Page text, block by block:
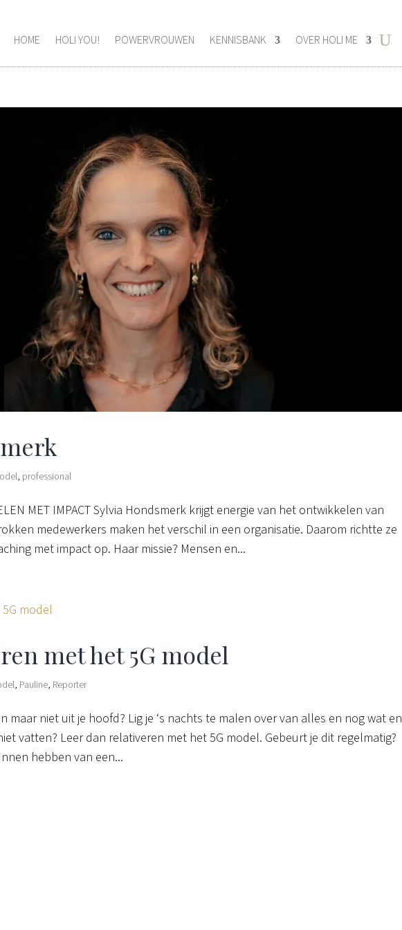
HOME HOLI YOU! POWERVROUWEN KENNISBANK OVER HOLI ME
, professional
MET IMPACT Sylvia Hondsmerk krijgt energie van het ontwikkelen van
medewerkers maken het verschil in een organisatie. Daarom richtte ze
met impact op. Haar missie? Mensen en...
met het 5G model
, Pauline, Reporter
maar niet uit je hoofd? Lig je ‘s nachts te malen over van alles en nog wat en
vatten? Leer dan relativeren met het 5G model. Gebeurt je dit regelmatig?
hebben van een...